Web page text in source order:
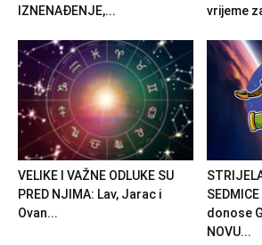
IZNENAĐENJE,...
vrijeme
VELIKE I VAŽNE ODLUKE SU
PRED NJIMA: Lav, Jarac i
Ovan...
donose
NOVU...